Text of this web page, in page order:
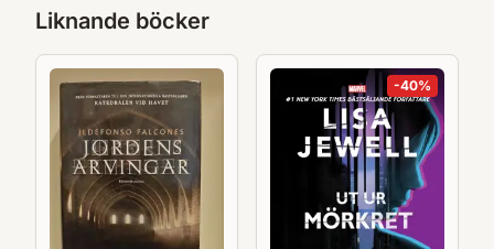
Liknande böcker
-40%